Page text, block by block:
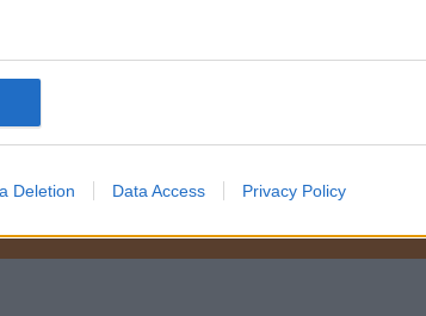
Deletion Data Access Privacy Policy